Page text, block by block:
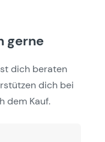
gerne
dich beraten
dich bei
dem Kauf.